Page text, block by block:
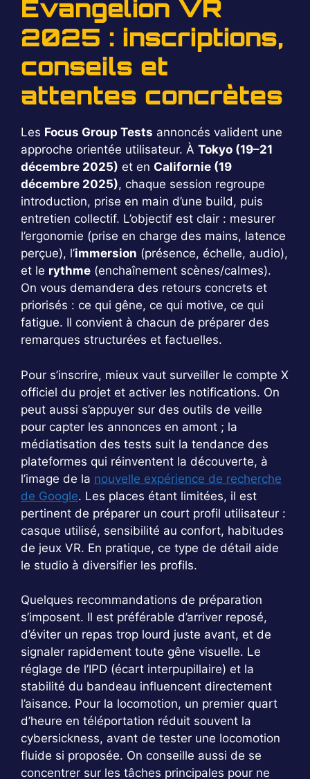
Evangelion VR
2025 : inscriptions,
conseils et
attentes concrètes
Les Focus Group Tests annoncés valident une
approche orientée utilisateur. À Tokyo (19–21
décembre 2025) et en Californie (19
décembre 2025), chaque session regroupe
introduction, prise en main d’une build, puis
entretien collectif. L’objectif est clair : mesurer
l’ergonomie (prise en charge des mains, latence
perçue), l’immersion (présence, échelle, audio),
et le rythme (enchaînement scènes/calmes).
On vous demandera des retours concrets et
priorisés : ce qui gêne, ce qui motive, ce qui
fatigue. Il convient à chacun de préparer des
remarques structurées et factuelles.
Pour s’inscrire, mieux vaut surveiller le compte X
officiel du projet et activer les notifications. On
peut aussi s’appuyer sur des outils de veille
pour capter les annonces en amont ; la
médiatisation des tests suit la tendance des
plateformes qui réinventent la découverte, à
l’image de la nouvelle expérience de recherche
de Google. Les places étant limitées, il est
pertinent de préparer un court profil utilisateur :
casque utilisé, sensibilité au confort, habitudes
de jeux VR. En pratique, ce type de détail aide
le studio à diversifier les profils.
Quelques recommandations de préparation
s’imposent. Il est préférable d’arriver reposé,
d’éviter un repas trop lourd juste avant, et de
signaler rapidement toute gêne visuelle. Le
réglage de l’IPD (écart interpupillaire) et la
stabilité du bandeau influencent directement
l’aisance. Pour la locomotion, un premier quart
d’heure en téléportation réduit souvent la
cybersickness, avant de tester une locomotion
fluide si proposée. On conseille aussi de se
concentrer sur les tâches principales pour ne